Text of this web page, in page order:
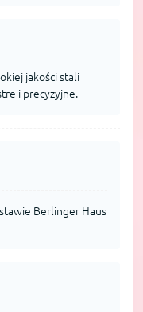
jakości stali
i precyzyjne.
Berlinger Haus